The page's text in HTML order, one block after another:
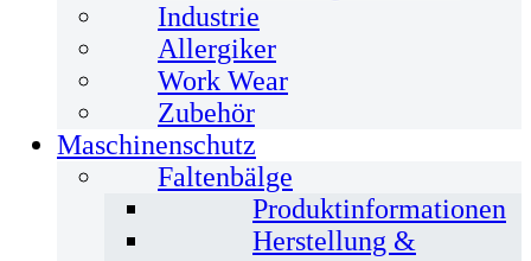
Industrie
Allergiker
Work Wear
Zubehör
Maschinenschutz
Faltenbälge
Produktinformationen
Herstellung &